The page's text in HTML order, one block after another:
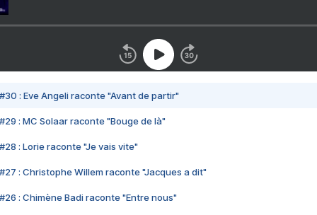
#30 : Eve Angeli raconte "Avant de partir"
#29 : MC Solaar raconte "Bouge de là"
#28 : Lorie raconte "Je vais vite"
#27 : Christophe Willem raconte "Jacques a dit"
#26 : Chimène Badi raconte "Entre nous"